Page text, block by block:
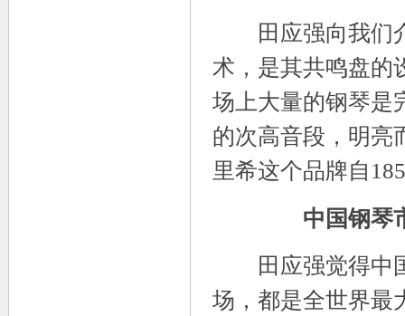
田应强向我们介
术，是其共鸣盘的
场上大量的钢琴是
的次高音段，明亮
里希这个品牌自
中国钢琴市
田应强觉得中国
场，都是全世界最